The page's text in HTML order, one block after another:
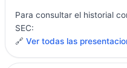
Para consultar el historial
SEC:
🔗 Ver todas las